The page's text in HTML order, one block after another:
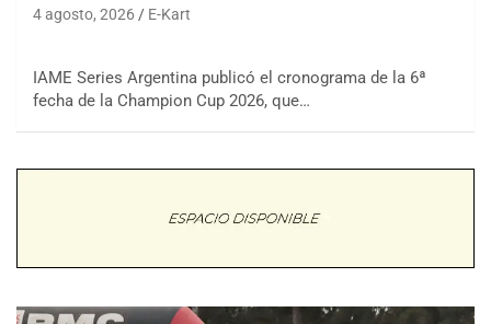
4 agosto, 2026 E-Kart
IAME Series Argentina publicó el cronograma de la 6ª
fecha de la Champion Cup 2026, que…